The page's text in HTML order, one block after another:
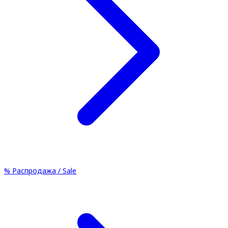
% Распродажа / Sale